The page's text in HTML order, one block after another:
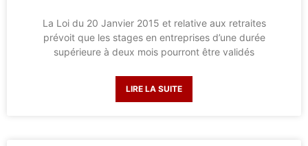
La Loi du 20 Janvier 2015 et relative aux retraites
prévoit que les stages en entreprises d’une durée
supérieure à deux mois pourront être validés
LIRE LA SUITE